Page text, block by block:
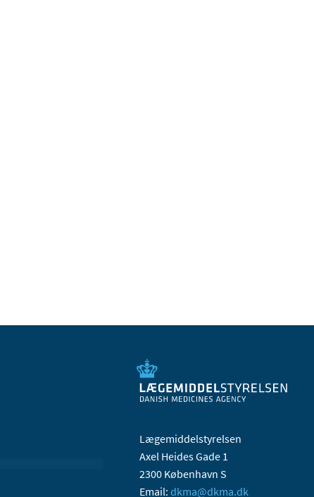
Lægemiddelstyrelsen
Axel Heides Gade 1
2300 København S
Email: dkma@dkma.dk